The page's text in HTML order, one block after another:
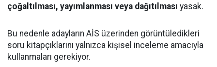
çoğaltılması, yayımlanması veya dağıtılması yasak.
Bu nedenle adayların AİS üzerinden görüntüledikleri
soru kitapçıklarını yalnızca kişisel inceleme amacıyla
kullanmaları gerekiyor.